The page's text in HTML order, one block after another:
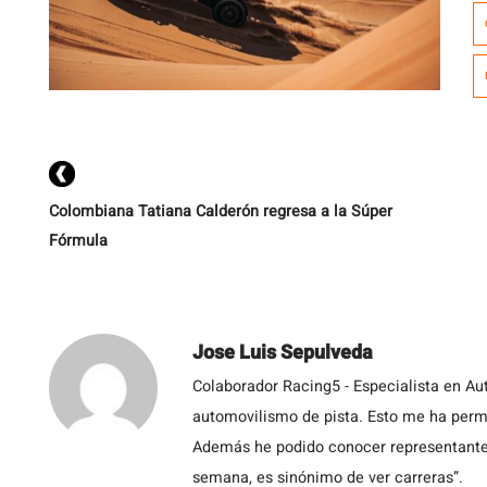
Colombiana Tatiana Calderón regresa a la Súper
Fórmula
Jose Luis Sepulveda
Colaborador Racing5 - Especialista en
automovilismo de pista. Esto me ha
Además he podido conocer
semana, es sinónimo de ver carreras”.